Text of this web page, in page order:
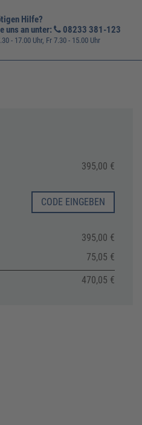
Hilfe?
uns an unter:
08233 381-123
- 17.00 Uhr, Fr 7.30 - 15.00 Uhr
395,00 €
CODE EINGEBEN
395,00 €
75,05 €
470,05 €